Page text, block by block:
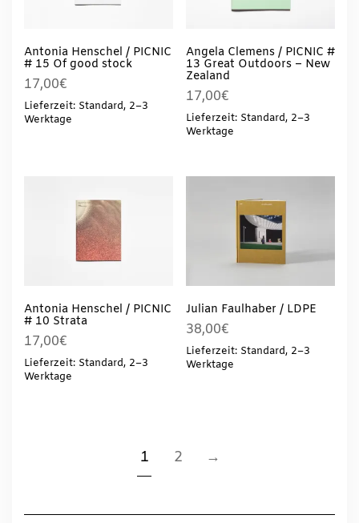
Antonia Henschel / PICNIC
# 15 Of good stock
17,00€
Lieferzeit: Standard, 2–3
Werktage
Angela Clemens / PICNIC #
13 Great Outdoors – New
Zealand
17,00€
Lieferzeit: Standard, 2–3
Werktage
Antonia Henschel / PICNIC
# 10 Strata
17,00€
Lieferzeit: Standard, 2–3
Werktage
Julian Faulhaber / LDPE
38,00€
Lieferzeit: Standard, 2–3
Werktage
1 2 →